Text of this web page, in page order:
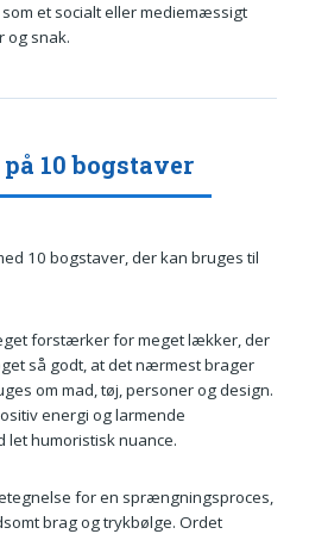
et socialt eller mediemæssigt
og snak.
10 bogstaver
10 bogstaver, der kan bruges til
forstærker for meget lækker, der
så godt, at det nærmest brager
om mad, tøj, personer og design.
energi og larmende
let humoristisk nuance.
for en sprængningsproces,
brag og trykbølge. Ordet